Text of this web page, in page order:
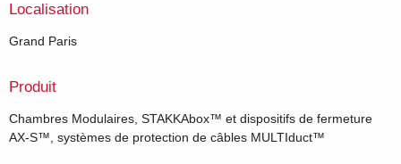
Localisation
Grand Paris
Produit
Chambres Modulaires, STAKKAbox™ et dispositifs de fermeture
AX-S™, systèmes de protection de câbles MULTIduct™